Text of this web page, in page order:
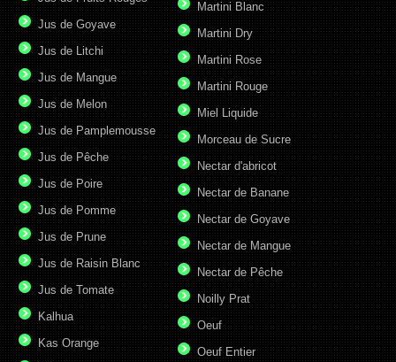
Jus de Goyave
Jus de Litchi
Jus de Mangue
Jus de Melon
Jus de Pamplemousse
Jus de Pêche
Jus de Poire
Jus de Pomme
Jus de Prune
Jus de Raisin Blanc
Jus de Tomate
Kalhua
Kas Orange
Martini Blanc
Martini Dry
Martini Rose
Martini Rouge
Miel Liquide
Morceau de Sucre
Nectar d'abricot
Nectar de Banane
Nectar de Goyave
Nectar de Mangue
Nectar de Pêche
Noilly Prat
Oeuf
Oeuf Entier